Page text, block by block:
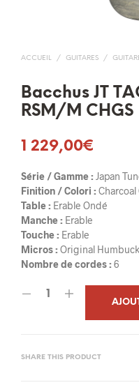
ACCUEIL / GUITARES /
Bacchus JT
RSM/M CHGS
1 229,00€
Série / Gamme : Japan
Finition / Colori : Charcoal
Table : Erable Ondé
Manche : Erable
Touche : Erable
Micros : Original
Nombre de cordes : 6
SHARE THIS PRODUCT